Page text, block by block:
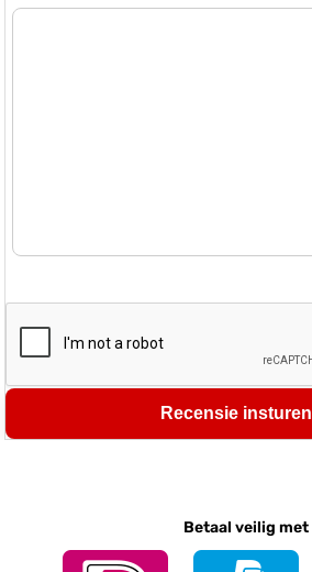
Recensie insturen
Betaal veilig met